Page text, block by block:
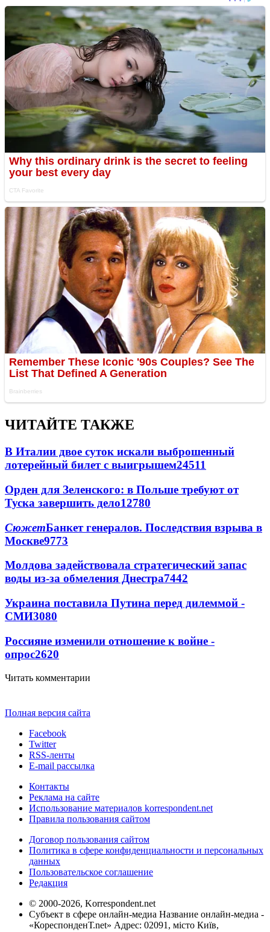
ЧИТАЙТЕ ТАКЖЕ
В Италии двое суток искали выброшенный
лотерейный билет с выигрышем24511
Орден для Зеленского: в Польше требуют от
Туска завершить дело12780
СюжетБанкет генералов. Последствия взрыва в
Москве9773
Молдова задействовала стратегический запас
воды из-за обмеления Днестра7442
Украина поставила Путина перед дилеммой -
СМИ3080
Россияне изменили отношение к войне -
опрос2620
Читать комментарии
Полная версия сайта
Facebook
Twitter
RSS-ленты
E-mail рассылка
Контакты
Реклама на сайте
Использование материалов korrespondent.net
Правила пользования сайтом
Договор пользования сайтом
Политика в сфере конфиденциальности и персональных
данных
Пользовательское соглашение
Редакция
© 2000-2026, Korrespondent.net
Субъект в сфере онлайн-медиа Название онлайн-медиа -
«КореспонденТ.net» Адрес: 02091, місто Київ,